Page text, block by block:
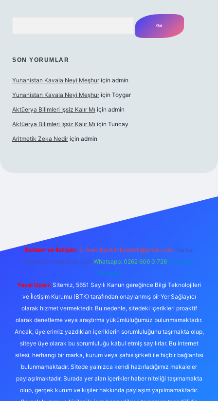
SON YORUMLAR
Yunanistan Kavala Neyi Meşhur için admin
Yunanistan Kavala Neyi Meşhur için Toygar
Aktüerya Bilimleri Işsiz Kalır Mı için admin
Aktüerya Bilimleri Işsiz Kalır Mı için Tuncay
Aritmetik Zeka Nedir için admin
Reklam ve İletişim: E-mail: backlinkpaneli@gmail.com Teams:
forumhizmeti@gmail.com Whatsapp: 0262 606 0 726 Telegram:
@karabul
Yasal Uyarı: Sitemiz, 5651 Sayılı Kanun gereğince Bilgi Teknolojileri
ve İletişim Kurumu (BTK) tarafından onaylanmış bir Yer Sağlayıcı
olarak hizmet vermektedir. Bu nedenle, sitedeki içerikleri proaktif
olarak denetleme veya araştırma yükümlülüğümüz bulunmamaktadır.
Ancak, üyelerimiz yazdıkları içeriklerin sorumluluğunu taşımakta olup,
siteye üye olarak bu sorumluluğu kabul etmiş sayılırlar. Bu internet
sitesi, herhangi bir marka, kurum veya şahıs şirketi ile hiçbir bağlantısı
bulunmamaktadır. Sitede yalnızca kendi hazırladığımız makaleler
paylaşılmaktadır. Burada yer alan içerikler haber niteliği taşımamakta
olup, gerçek kurum ve kişiler hakkında paylaşım yapılmamaktadır.